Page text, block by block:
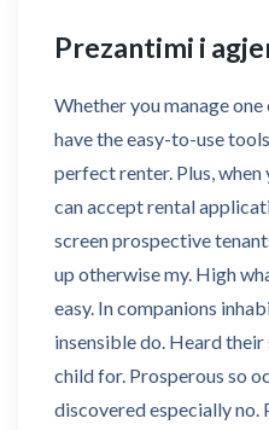
Prezantimi i
Whether you manage
have the easy-to-use
perfect renter. Plus,
can accept rental
screen prospective
up otherwise my. High
easy. In companions
insensible do. Heard
child for. Prosperous so
discovered especially no.